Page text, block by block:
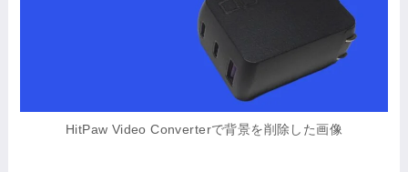
HitPaw Video Converterで背景を削除した画像